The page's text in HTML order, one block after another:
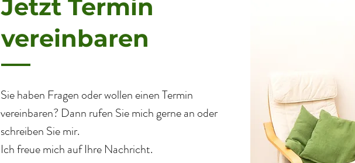
Sie haben Fragen oder wollen einen Termin
vereinbaren? Dann rufen Sie mich gerne an oder
schreiben Sie mir.
Ich freue mich auf Ihre Nachricht.
Jetzt Termin
vereinbaren